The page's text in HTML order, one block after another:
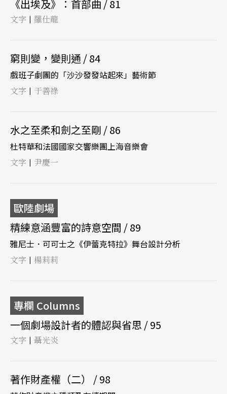
《出埃及》：首部曲 / 81
文字 | 羅仕龍
窮則變，變則通 / 84
戲班子劇團的「沙沙發發站起來」藝術節
文字 | 于善祿
水之至柔和劍之至剛 / 86
杜特華和法國國家交響樂團上海音樂會
文字 | 尹慶一
歐陸劇場
精練意涵豐富的詩意空間 / 89
雅尼士．可可士之《伊蕾克特拉》舞台設計分析
文字 | 楊莉莉
專欄 Columns
一個劇場設計者的體認與省思 / 95
文字 | 聶光炎
著作財產權（二） / 98